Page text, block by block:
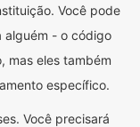
Você pode
alguém - o código
mas eles também
específico.
Você precisará